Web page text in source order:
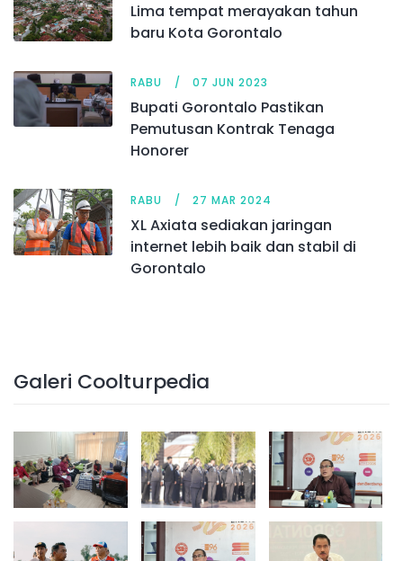
Lima tempat merayakan tahun
baru Kota Gorontalo
RABU 07 JUN 2023
Bupati Gorontalo Pastikan
Pemutusan Kontrak Tenaga
Honorer
RABU 27 MAR 2024
XL Axiata sediakan jaringan
internet lebih baik dan stabil di
Gorontalo
Galeri Coolturpedia